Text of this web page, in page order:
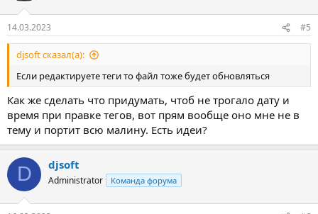
14.03.2023 #5
djsoft сказал(а):
Если редактируете теги то файл тоже будет обновляться
Как же сделать что придумать, чтоб не трогало дату и
время при правке тегов, вот прям вообще оно мне не в
тему и портит всю малину. Есть идеи?
D djsoft
Administrator Команда форума